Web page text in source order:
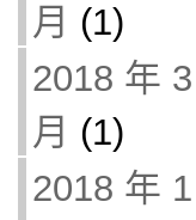
月 (1)
2018 年 3
月 (1)
2018 年 1